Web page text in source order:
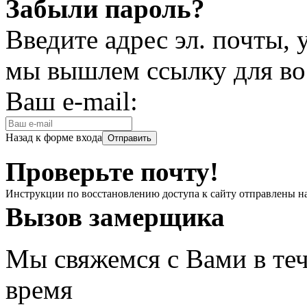
Забыли пароль?
Введите адрес эл. почты,
мы вышлем ссылку для
Ваш e-mail:
Назад к форме входа
Проверьте почту!
Инструкции по восстановлению доступа к сайту отправлены
Вызов замерщика
Мы свяжемся с Вами в
время